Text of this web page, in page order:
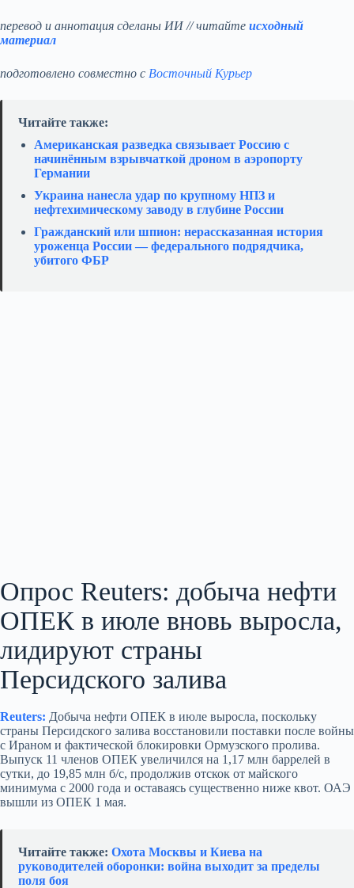
перевод и аннотация сделаны ИИ // читайте исходный
материал
подготовлено совместно с Восточный Курьер
Читайте также:
Американская разведка связывает Россию с
начинённым взрывчаткой дроном в аэропорту
Германии
Украина нанесла удар по крупному НПЗ и
нефтехимическому заводу в глубине России
Гражданский или шпион: нерассказанная история
уроженца России — федерального подрядчика,
убитого ФБР
Опрос Reuters: добыча нефти
ОПЕК в июле вновь выросла,
лидируют страны
Персидского залива
Reuters: Добыча нефти ОПЕК в июле выросла, поскольку
страны Персидского залива восстановили поставки после войны
с Ираном и фактической блокировки Ормузского пролива.
Выпуск 11 членов ОПЕК увеличился на 1,17 млн баррелей в
сутки, до 19,85 млн б/с, продолжив отскок от майского
минимума с 2000 года и оставаясь существенно ниже квот. ОАЭ
вышли из ОПЕК 1 мая.
Читайте также: Охота Москвы и Киева на
руководителей оборонки: война выходит за пределы
поля боя